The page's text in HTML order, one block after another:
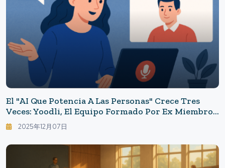
El "AI Que Potencia A Las Personas" Crece Tres
Veces: Yoodli, El Equipo Formado Por Ex Miembros
De Google, Supera Una Valoración De 300 Millones
De Dólares. La "IA Que No Reemplaza" Transforma
La Capacitación Empresarial.
2025年12月07日